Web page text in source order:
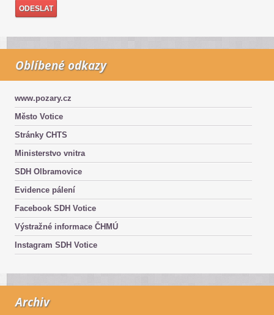
Oblíbené odkazy
www.pozary.cz
Město Votice
Stránky CHTS
Ministerstvo vnitra
SDH Olbramovice
Evidence pálení
Facebook SDH Votice
Výstražné informace ČHMÚ
Instagram SDH Votice
Archiv